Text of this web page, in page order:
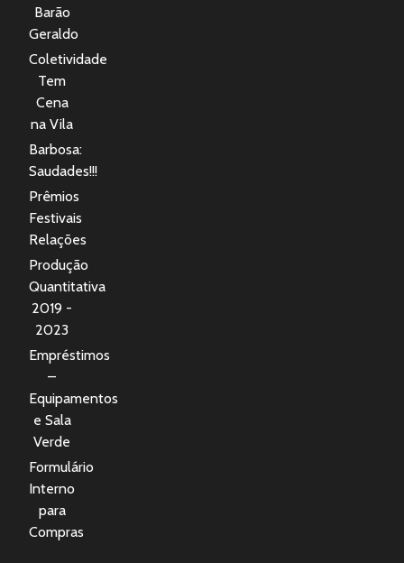
Barão
Geraldo
Coletividade
Tem
Cena
na Vila
Barbosa:
Saudades!!!
Prêmios
Festivais
Relações
Produção
Quantitativa
2019 -
2023
Empréstimos
–
Equipamentos
e Sala
Verde
Formulário
Interno
para
Compras